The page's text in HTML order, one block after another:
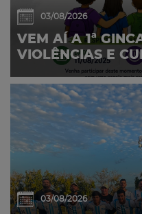
03/08/2026
VEM AÍ A 1ª
VIOLÊNCIAS E
03/08/2026